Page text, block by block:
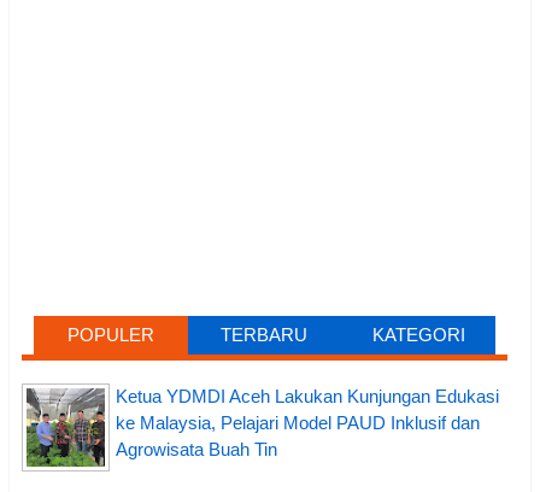
POPULER TERBARU KATEGORI
Ketua YDMDI Aceh Lakukan Kunjungan Edukasi
ke Malaysia, Pelajari Model PAUD Inklusif dan
Agrowisata Buah Tin